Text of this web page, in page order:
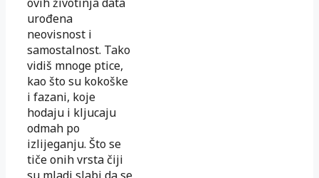
urođena
neovisnost i
samostalnost. Tako
vidiš mnoge ptice,
kao što su kokoške
i fazani, koje
hodaju i kljucaju
odmah po
izlijeganju. Što se
tiče onih vrsta čiji